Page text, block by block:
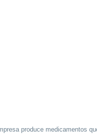
produce medicamentos